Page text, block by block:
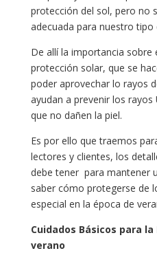
protección del sol, pero no
adecuada para nuestro tipo
De allí la importancia sobre
protección solar, que se
poder aprovechar lo rayos
ayudan a prevenir los rayos
que no dañen la piel.
Es por ello que traemos
lectores y clientes, los
debe tener para mantener
saber cómo protegerse de
especial en la época de
Cuidados Básicos para
verano